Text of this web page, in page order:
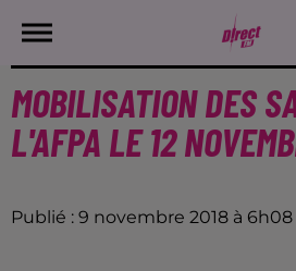
MOBILISATION DES
L'AFPA LE 12
Publié : 9 novembre 2018 à